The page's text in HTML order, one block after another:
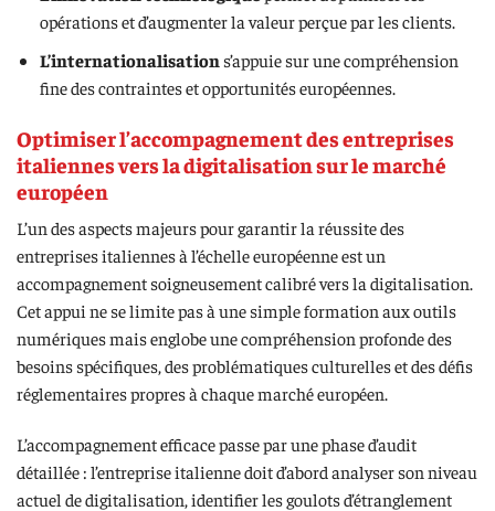
opérations et d’augmenter la valeur perçue par les clients.
L’internationalisation s’appuie sur une compréhension
fine des contraintes et opportunités européennes.
Optimiser l’accompagnement des entreprises
italiennes vers la digitalisation sur le marché
européen
L’un des aspects majeurs pour garantir la réussite des
entreprises italiennes à l’échelle européenne est un
accompagnement soigneusement calibré vers la digitalisation.
Cet appui ne se limite pas à une simple formation aux outils
numériques mais englobe une compréhension profonde des
besoins spécifiques, des problématiques culturelles et des défis
réglementaires propres à chaque marché européen.
L’accompagnement efficace passe par une phase d’audit
détaillée : l’entreprise italienne doit d’abord analyser son niveau
actuel de digitalisation, identifier les goulots d’étranglement